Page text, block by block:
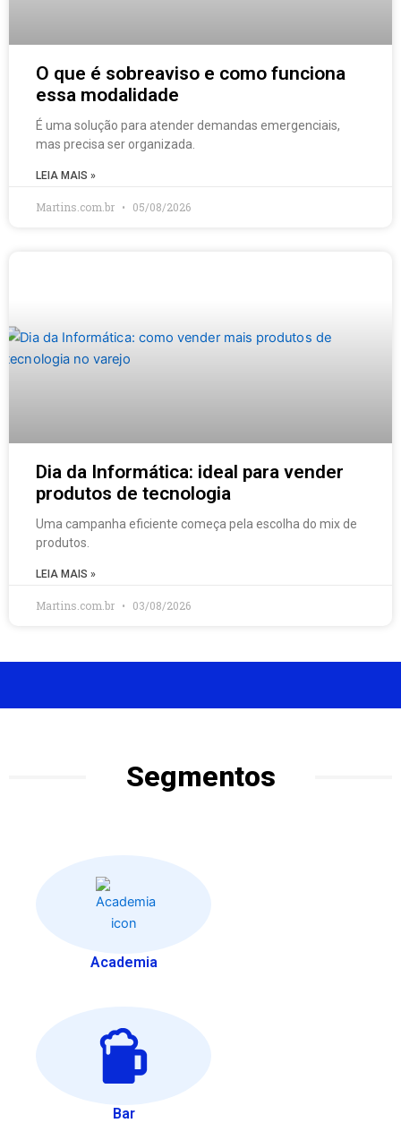
O que é sobreaviso e como funciona
essa modalidade
É uma solução para atender demandas emergenciais,
mas precisa ser organizada.
LEIA MAIS »
Martins.com.br 05/08/2026
Dia da Informática: ideal para vender
produtos de tecnologia
Uma campanha eficiente começa pela escolha do mix de
produtos.
LEIA MAIS »
Martins.com.br 03/08/2026
Segmentos
Academia
Bar